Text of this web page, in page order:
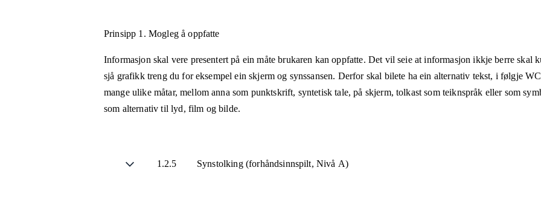
Prinsipp 1. Mogleg å oppfatte
Informasjon skal vere presentert på ein måte brukaren kan oppfatte. Det vil seie at informasjon ikkje berre skal
sjå grafikk treng du for eksempel ein skjerm og synssansen. Derfor skal bilete ha ein alternativ tekst, i følgje
mange ulike måtar, mellom anna som punktskrift, syntetisk tale, på skjerm, tolkast som teiknspråk eller som
som alternativ til lyd, film og bilde.
1.2.5 Synstolking (forhåndsinnspilt, Nivå A)